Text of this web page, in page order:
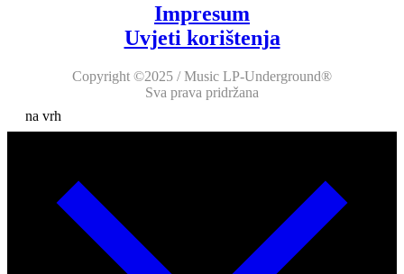
Impresum
Uvjeti korištenja
Copyright ©2025 / Music LP-Underground®
Sva prava pridržana
na vrh